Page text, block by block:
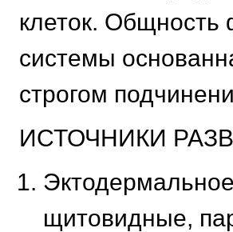
клеток. Общность
системы
строгом
ИСТОЧНИКИ
щитовидные,